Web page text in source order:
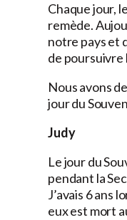
Chaque jour,
remède.
notre pays et
de poursuivre
Nous avons
jour du
Judy
Le jour du
pendant la
J’avais 6 ans
eux est mort